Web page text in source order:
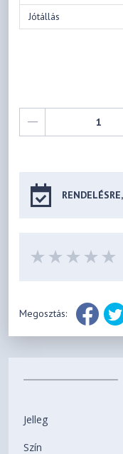
Jótállás
Megosztás:
Jelleg
Szín